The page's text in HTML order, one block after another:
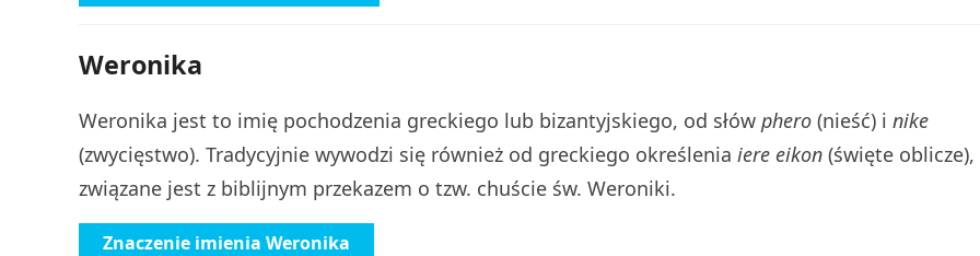
Weronika
Weronika jest to imię pochodzenia greckiego lub bizantyjskiego, od słów phero (nieść) i nike
(zwycięstwo). Tradycyjnie wywodzi się również od greckiego określenia iere eikon (święte oblicze),
związane jest z biblijnym przekazem o tzw. chuście św. Weroniki.
Znaczenie imienia Weronika